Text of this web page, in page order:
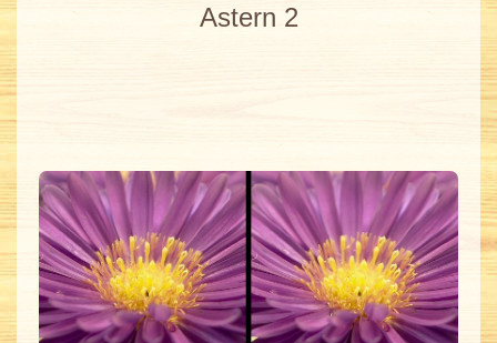
Astern 2